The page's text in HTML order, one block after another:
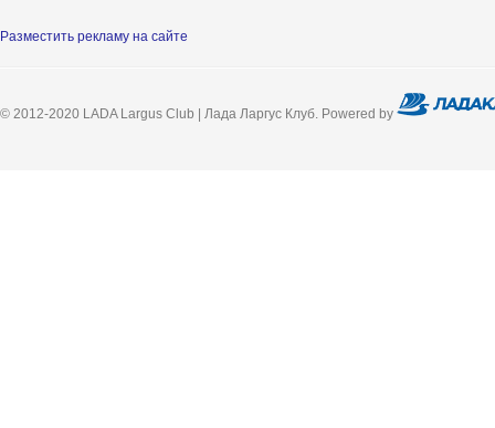
Разместить рекламу на сайте
© 2012-2020 LADA Largus Club | Лада Ларгус Клуб. Powered by